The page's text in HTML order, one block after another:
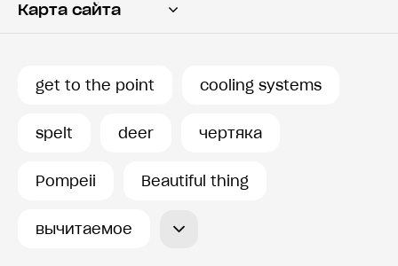
Карта сайта
История запросов
get to the point cooling systems
spelt deer чертяка
Pompeii Beautiful thing
вычитаемое